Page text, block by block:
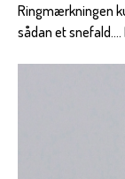
Ringmærkningen
sådan et snefald....